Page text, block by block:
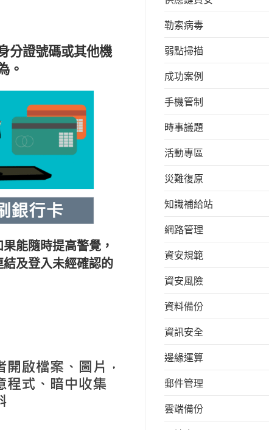
分證號碼或其他機
。
能隨時提高警覺，
及登入未經確認的
勒索病毒
弱點掃描
成功案例
手機管制
時事議題
活動專區
災難復原
知識補給站
網路管理
資安規範
資安風險
資料備份
資訊安全
邊緣運算
郵件管理
雲端備份